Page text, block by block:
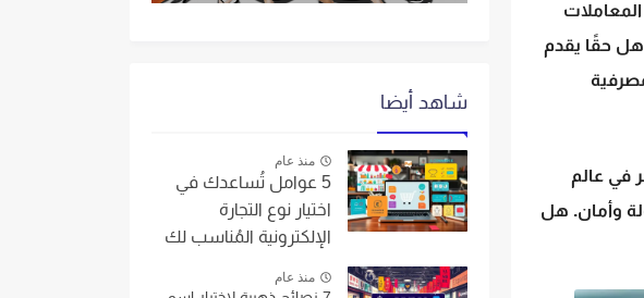
حقًا يقدم
في عالم
وأمان. هل
شاهد أيضا
منذ عام
5 عوامل تُساعدك في
اختيار نوع التجارة
الإلكترونية المُناسب لك
منذ عام